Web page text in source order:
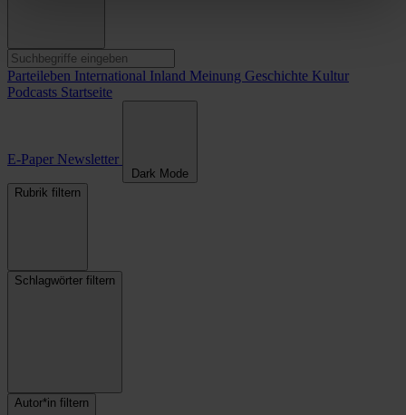
Parteileben International Inland Meinung Geschichte Kultur
Podcasts Startseite
E-Paper Newsletter
Dark Mode
Rubrik filtern
Schlagwörter filtern
Autor*in filtern